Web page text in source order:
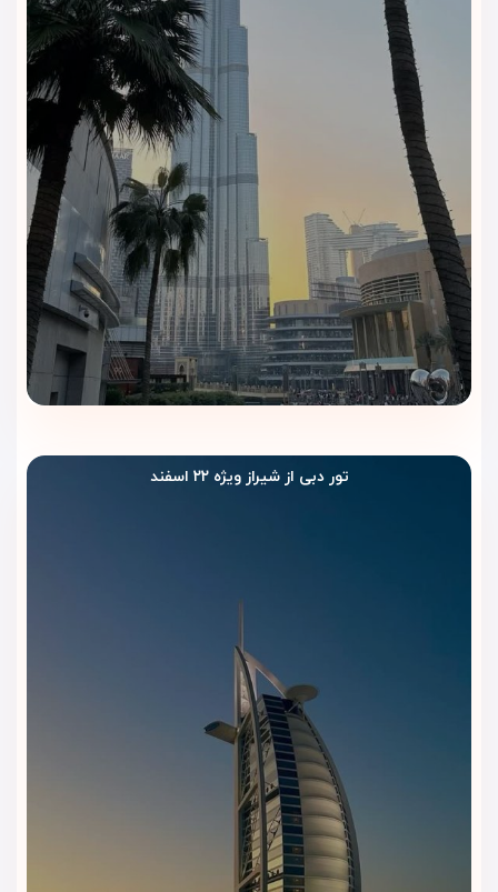
تور دبی از شیراز ویژه ۲۲ اسفند